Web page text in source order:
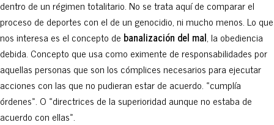
dentro de un régimen totalitario. No se trata aquí de comparar el
proceso de deportes con el de un genocidio, ni mucho menos. Lo que
nos interesa es el concepto debanalización del mal, la obediencia
debida. Concepto que usa como eximente de responsabilidades por
aquellas personas que son los cómplices necesarios para ejecutar
acciones con las que no pudieran estar de acuerdo. «cumplía
órdenes». O «directrices de la superioridad aunque no estaba de
acuerdo con ellas».